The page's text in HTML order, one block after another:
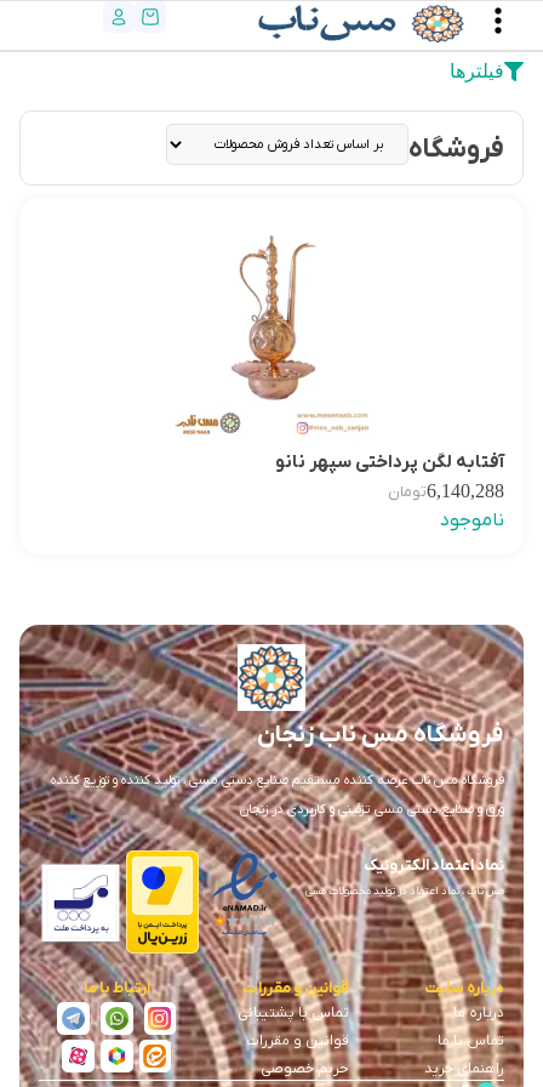
فیلترها
فروشگاه
آفتابه لگن پرداختی سپهر نانو
6,140,288تومان
ناموجود
فروشگاه مس ناب زنجان
فروشگاه مس ناب عرضه کننده مستقیم صنایع دستی مسی ، تولید کننده و توزیع کننده
ورق و صنایع دستی مسی تزئینی و کاربردی در زنجان
نماد اعتماد الکترونیک
مس ناب ، نماد اعتماد در تولید محصولات مسی
درباره سایت
درباره ما
تماس با ما
راهنمای خرید
قوانین و مقررات
تماس با پشتیبانی
قوانین و مقررات
حریم خصوصی
ارتباط با ما